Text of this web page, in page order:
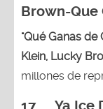
Brown-Que
"Qué Ganas de
Klein, Lucky
millones de